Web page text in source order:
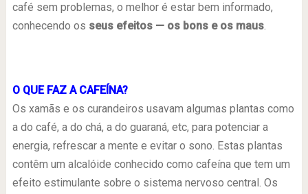
café sem problemas, o melhor é estar bem informado,
conhecendo os seus efeitos — os bons e os maus.
O QUE FAZ A CAFEÍNA?
Os xamãs e os curandeiros usavam algumas plantas como
a do café, a do chá, a do guaraná, etc, para potenciar a
energia, refrescar a mente e evitar o sono. Estas plantas
contêm um alcalóide conhecido como cafeína que tem um
efeito estimulante sobre o sistema nervoso central. Os